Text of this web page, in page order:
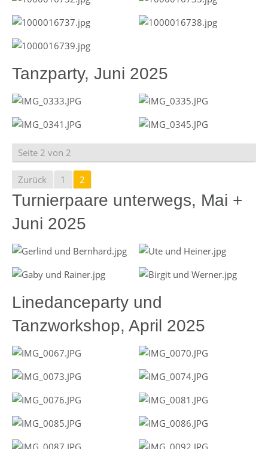
Tanzparty, Juni 2025
Seite 2 von 2
Zurück 1 2
Turnierpaare unterwegs, Mai +
Juni 2025
Linedanceparty und
Tanzworkshop, April 2025